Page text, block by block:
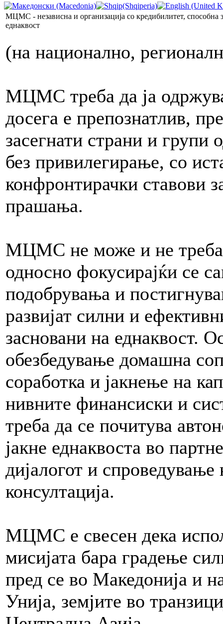
МЦМС - независна и организација со кредибилитет, способна
еднаквост
(на национално,
МЦМС треба да ја одржува
досега е препознатлив,
засегнати страни и групи
без привилегирање, со
конфронтирачки ставови
прашања.
МЦМС не може и не треба
односно фокусирајќи се
подобрувања и
развијат силни и
засновани на еднаквост.
обезбедување домашна
соработка и јакнење на
нивните финансиски и
треба да се почитува
јакне еднаквоста во
дијалогот и
консултација.
МЦМС е свесен дека
мисијата бара градење
пред се во Македонија и
Унија, земјите во